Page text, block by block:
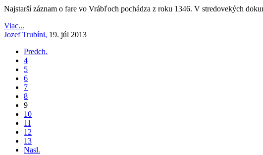
Najstarší záznam o fare vo Vrábľoch pochádza z roku 1346. V stredovekých
Viac...
Jozef Trubíni, 19. júl 2013
Predch.
4
5
6
7
8
9
10
11
12
13
Nasl.